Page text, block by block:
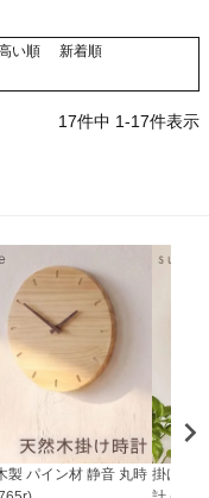
い順
新着順
17件中 1-17件表示
製 パイン材 静音 丸時 掛け時